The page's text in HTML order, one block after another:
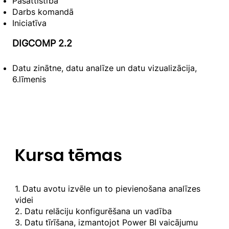
Darbs komandā
Iniciatīva
DIGCOMP 2.2
Datu zinātne, datu analīze un datu vizualizācija,
6.līmenis
Kursa tēmas
1. Datu avotu izvēle un to pievienošana analīzes
videi
2. Datu relāciju konfigurēšana un vadība
3. Datu tīrīšana, izmantojot Power BI vaicājumu